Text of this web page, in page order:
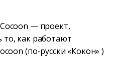
— проект,
как работают
(по-русски «Кокон» )